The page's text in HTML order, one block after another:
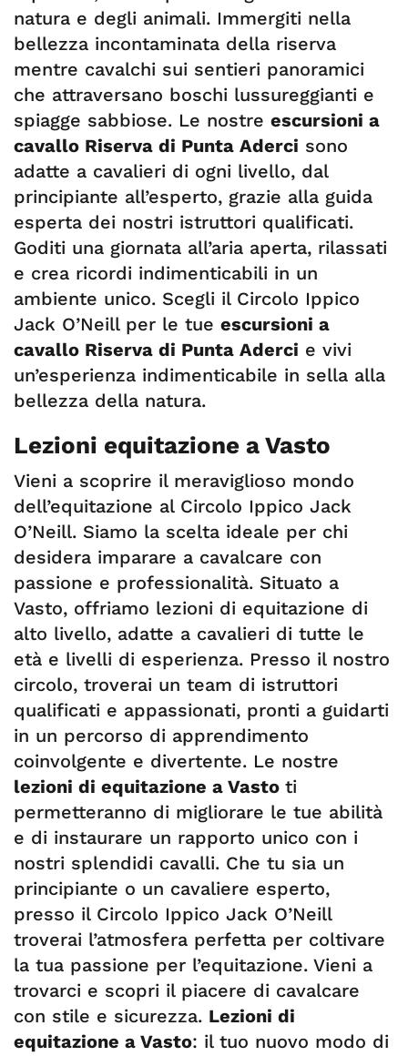
natura e degli animali. Immergiti nella
bellezza incontaminata della riserva
mentre cavalchi sui sentieri panoramici
che attraversano boschi lussureggianti e
spiagge sabbiose. Le nostre escursioni a
cavallo Riserva di Punta Aderci sono
adatte a cavalieri di ogni livello, dal
principiante all’esperto, grazie alla guida
esperta dei nostri istruttori qualificati.
Goditi una giornata all’aria aperta, rilassati
e crea ricordi indimenticabili in un
ambiente unico. Scegli il Circolo Ippico
Jack O’Neill per le tue escursioni a
cavallo Riserva di Punta Aderci e vivi
un’esperienza indimenticabile in sella alla
bellezza della natura.
Lezioni equitazione a Vasto
Vieni a scoprire il meraviglioso mondo
dell’equitazione al Circolo Ippico Jack
O’Neill. Siamo la scelta ideale per chi
desidera imparare a cavalcare con
passione e professionalità. Situato a
Vasto, offriamo lezioni di equitazione di
alto livello, adatte a cavalieri di tutte le
età e livelli di esperienza. Presso il nostro
circolo, troverai un team di istruttori
qualificati e appassionati, pronti a guidarti
in un percorso di apprendimento
coinvolgente e divertente. Le nostre
lezioni di equitazione a Vasto ti
permetteranno di migliorare le tue abilità
e di instaurare un rapporto unico con i
nostri splendidi cavalli. Che tu sia un
principiante o un cavaliere esperto,
presso il Circolo Ippico Jack O’Neill
troverai l’atmosfera perfetta per coltivare
la tua passione per l’equitazione. Vieni a
trovarci e scopri il piacere di cavalcare
con stile e sicurezza. Lezioni di
equitazione a Vasto: il tuo nuovo modo di